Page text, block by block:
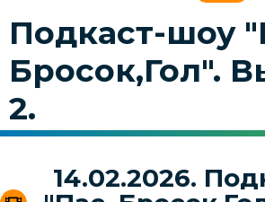
Подкаст-шоу
Бросок,Гол".
2.
14.02.2026.